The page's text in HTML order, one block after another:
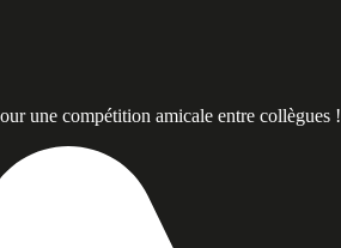
une compétition amicale entre collègues !